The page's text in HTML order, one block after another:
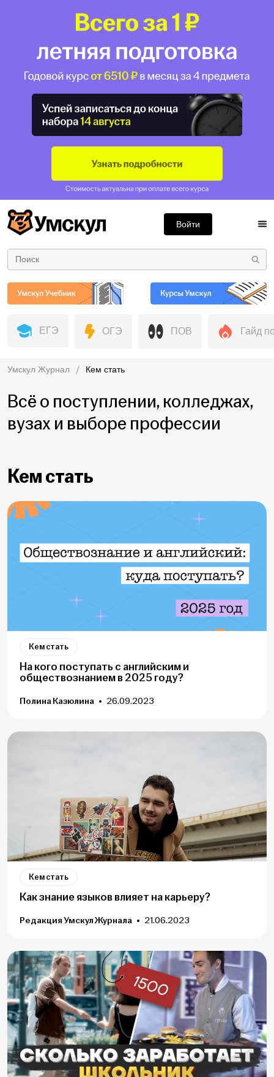
Войти
ЕГЭ ОГЭ ПОВ Гайд
Умскул Журнал Кем стать
Всё о поступлении, колледжах,
вузах и выборе профессии
Кем стать
Кем стать
На кого поступать с английским и
обществознанием в 2025 году?
Полина Казюлина 26.09.2023
Кем стать
Как знание языков влияет на карьеру?
Редакция Умскул Журнала 21.06.2023